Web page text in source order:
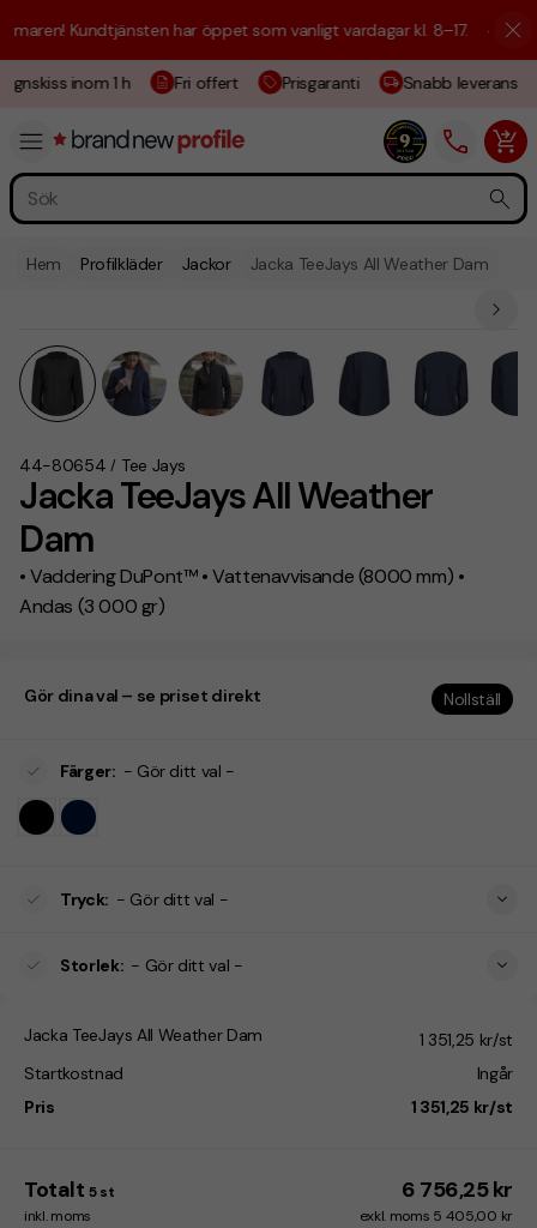
Kundtjänsten har öppet som vanligt vardagar kl. 8–17. ☀️ Vi är
inom 1 h Fri offert Prisgaranti Snabb leverans
Hem Profilkläder Jackor Jacka TeeJays All Weather Dam
Jacka TeeJays All Weather
Dam
• Vaddering DuPont™ • Vattenavvisande (8000 mm) •
Andas (3 000 gr)
44-80654 / Tee Jays
Gör dina val – se priset direkt Nollställ
Färger: - Gör ditt val -
Tryck: - Gör ditt val -
Storlek: - Gör ditt val -
Jacka TeeJays All Weather Dam
1 351,25 kr/st
Startkostnad
Ingår
Pris
1 351,25 kr/st
Totalt 5 st 6 756,25 kr
inkl. moms exkl. moms 5 405,00 kr